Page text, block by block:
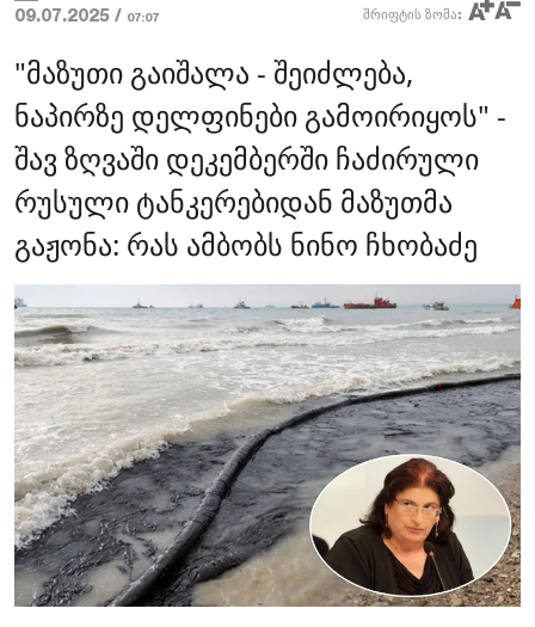
09.07.2025 / 07:07 შრიფტის ზომა:
"მაზუთი გაიშალა - შეიძლება,
ნაპირზე დელფინები გამოირიყოს" -
შავ ზღვაში დეკემბერში ჩაძირული
რუსული ტანკერებიდან მაზუთმა
გაჟონა: რას ამბობს ნინო ჩხობაძე